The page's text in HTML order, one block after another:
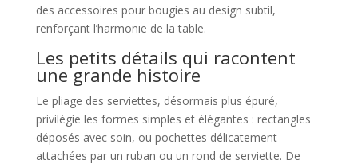
des accessoires pour bougies au design subtil,
renforçant l’harmonie de la table.
Les petits détails qui racontent
une grande histoire
Le pliage des serviettes, désormais plus épuré,
privilégie les formes simples et élégantes : rectangles
déposés avec soin, ou pochettes délicatement
attachées par un ruban ou un rond de serviette. De